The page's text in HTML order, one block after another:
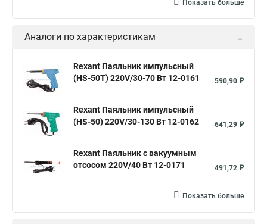
Домашняя пайка
Паяльник 60 вт Паяльник 200 вт
Правильный паяльник Алюминиевая пайка
Пайка микросхем Пайка кабеля Пайка стали
Газовая пайка
Показать больше
Аналоги по характеристикам
Rexant Паяльник импульсный
(HS-50T) 220V/30-70 Вт 12-0161
590,90 ₽
Rexant Паяльник импульсный
(HS-50) 220V/30-130 Вт 12-0162
641,29 ₽
Rexant Паяльник с вакуумным
отсосом 220V/40 Вт 12-0171
491,72 ₽
Показать больше